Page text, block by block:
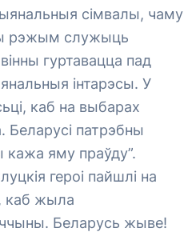
сімвалы, чаму
рэжым служыць
гуртавацца пад
інтарэсы. У
каб на выбарах
патрэбны
кажа яму праўду”.
героі пайшлі на
каб жыла
Беларусь жыве!